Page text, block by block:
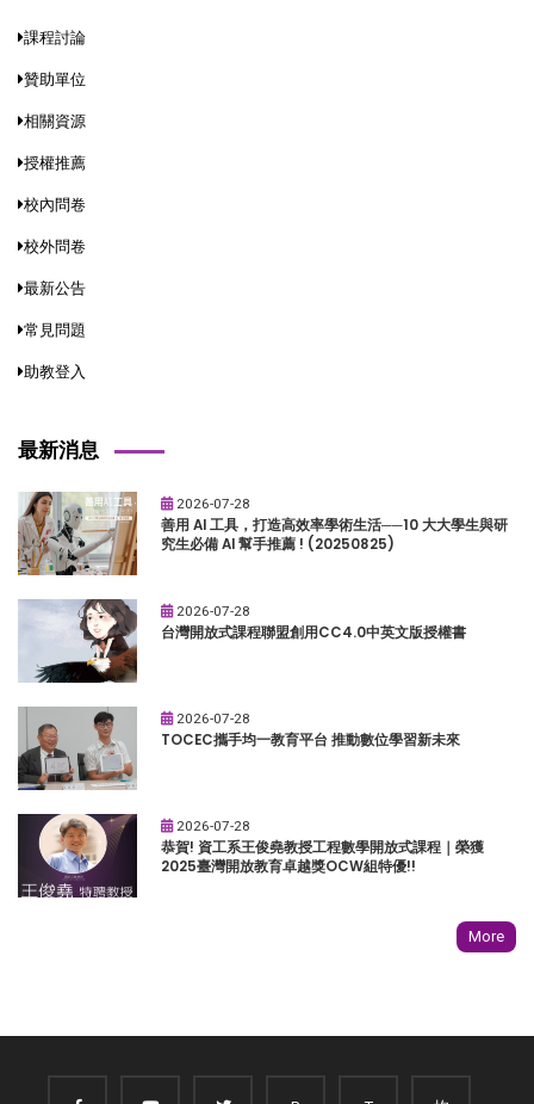
課程討論
贊助單位
相關資源
授權推薦
校內問卷
校外問卷
最新公告
常見問題
助教登入
最新消息
2026-07-28
善用 AI 工具，打造高效率學術生活──10 大大學生與研
究生必備 AI 幫手推薦 ! (20250825)
2026-07-28
台灣開放式課程聯盟創用CC4.0中英文版授權書
2026-07-28
TOCEC攜手均一教育平台 推動數位學習新未來
2026-07-28
恭賀! 資工系王俊堯教授工程數學開放式課程｜榮獲
2025臺灣開放教育卓越獎OCW組特優!!
More